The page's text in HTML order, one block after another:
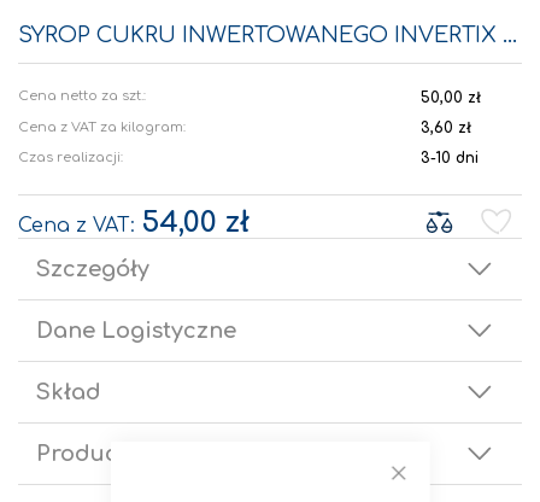
SYROP CUKRU INWERTOWANEGO INVERTIX 72 15KG
54,00 zł
50,00 zł
Czas realizacji: 3-10 dni
Cena z VAT za kilogram: 3,60 zł
na
Szczegóły
Dane Logistyczne
Skład
Producent